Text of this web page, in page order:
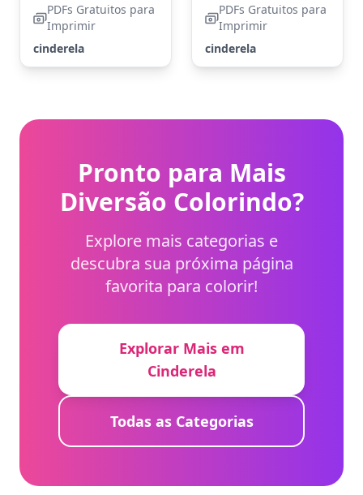
PDFs Gratuitos para
Imprimir
cinderela
PDFs Gratuitos para
Imprimir
cinderela
Pronto para Mais
Diversão Colorindo?
Explore mais categorias e
descubra sua próxima página
favorita para colorir!
Explorar Mais em
Cinderela
Todas as Categorias